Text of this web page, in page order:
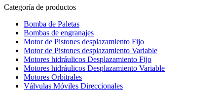
Categoría de productos
Bomba de Paletas
Bombas de engranajes
Motor de Pistones desplazamiento Fijo
Motor de Pistones desplazamiento Variable
Motores hidráulicos Desplazamiento Fijo
Motores hidráulicos Desplazamiento Variable
Motores Orbitrales
Válvulas Móviles Direccionales